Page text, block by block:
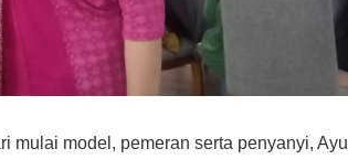
mulai model, pemeran serta penyanyi, Ayu